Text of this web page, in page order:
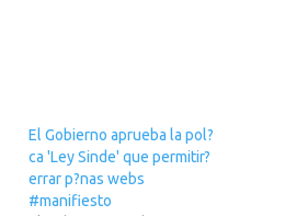
El Gobierno aprueba la pol?
ca 'Ley Sinde' que permitir?
errar p?nas webs
#manifiesto